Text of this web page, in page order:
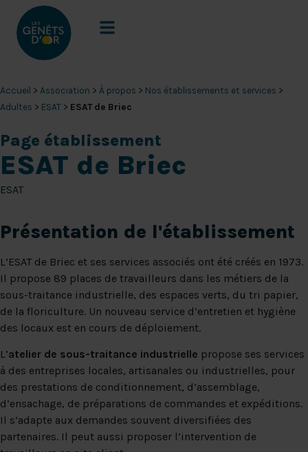
Accueil > Association > À propos > Nos établissements et services >
Adultes > ESAT > ESAT de Briec
Page établissement
ESAT de Briec
ESAT
Présentation de l'établissement
L’ESAT de Briec et ses services associés ont été créés en 1973.
Il propose 89 places de travailleurs dans les métiers de la
sous-traitance industrielle, des espaces verts, du tri papier,
de la floriculture. Un nouveau service d’entretien et hygiène
des locaux est en cours de déploiement.
L’atelier de sous-traitance industrielle propose ses services
à des entreprises locales, artisanales ou industrielles, pour
des prestations de conditionnement, d’assemblage,
d’ensachage, de préparations de commandes et expéditions.
Il s’adapte aux demandes souvent diversifiées des
partenaires. Il peut aussi proposer l’intervention de